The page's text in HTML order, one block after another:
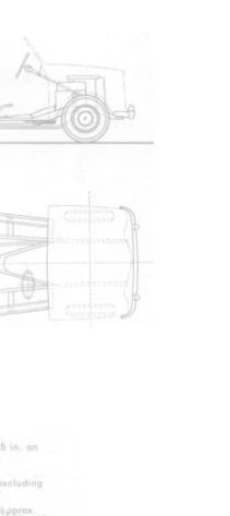
celui pr?sent? export? en
exorbitant vu le prix qu'ils
LEVC.